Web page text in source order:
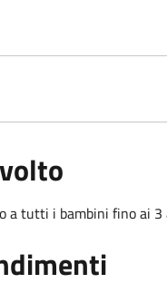
a tutti i bambini fino ai 3